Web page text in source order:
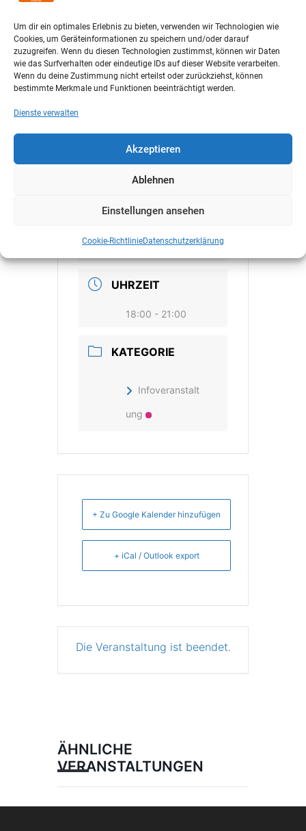
Um dir ein optimales Erlebnis zu bieten, verwenden wir Technologien wie
Cookies, um Geräteinformationen zu speichern und/oder darauf
zuzugreifen. Wenn du diesen Technologien zustimmst, können wir Daten
wie das Surfverhalten oder eindeutige IDs auf dieser Website verarbeiten.
Wenn du deine Zustimmung nicht erteilst oder zurückziehst, können
bestimmte Merkmale und Funktionen beeinträchtigt werden.
Dienste verwalten
Akzeptieren
Ablehnen
Einstellungen ansehen
Cookie-RichtlinieDatenschutzerklärung
Gemeinsam können wir aktuelle Themen
diskutieren und uns über wichtige
Angelegenheiten austauschen, nur
gemeinsam sind wir stark!
Nov. 30 2023
Vorbei!
UHRZEIT
18:00 - 21:00
KATEGORIE
Infoveranstalt
ung
+ Zu Google Kalender hinzufügen
+ iCal / Outlook export
Die Veranstaltung ist beendet.
ÄHNLICHE
VERANSTALTUNGEN